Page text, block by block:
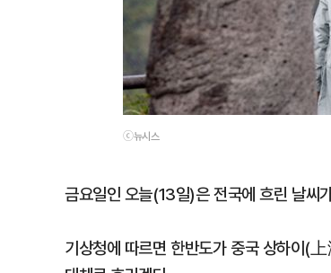
ⓒ뉴시스
금요일인 오늘(13일)은 전국에 흐린 날씨
기상청에 따르면 한반도가 중국 상하이(